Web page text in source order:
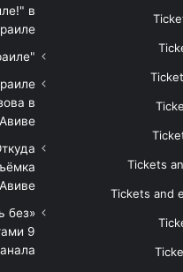
Tickets
Tickets and
в
"Песняры — Pesniary" в Израиле
в
без
9